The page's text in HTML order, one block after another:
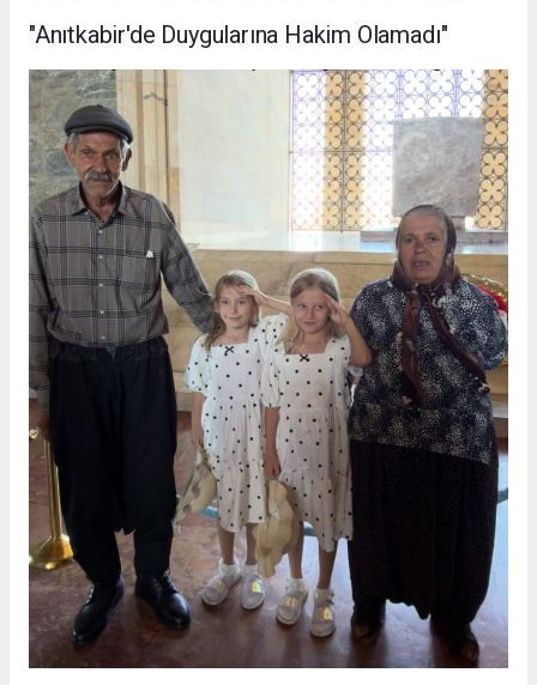
"Anıtkabir'de Duygularına Hakim Olamadı"